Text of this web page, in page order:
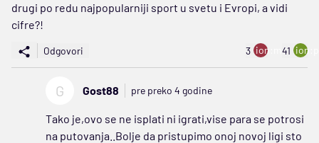
drugi po redu najpopularniji sport u svetu i Evropi, a vidi
cifre?!
Odgovori 3 ion:minus
41
G Gost88 pre preko 4 godine
Tako je,ovo se ne isplati ni igrati,vise para se potrosi
na putovanja..Bolje da pristupimo onoj novoj ligi sto